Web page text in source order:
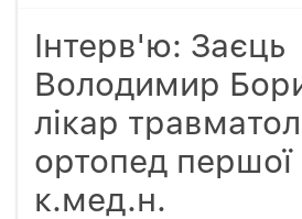
Інтерв'ю: Заєць
Володимир
лікар
ортопед першої
к.мед.н.